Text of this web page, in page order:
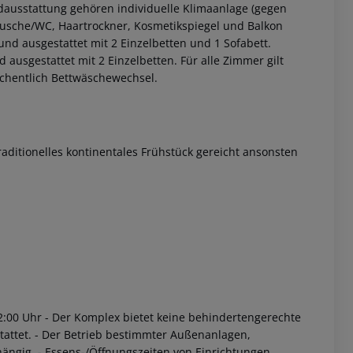
gehören individuelle Klimaanlage (gegen
WC, Haartrockner, Kosmetikspiegel und Balkon
ausgestattet mit 2 Einzelbetten und 1 Sofabett.
ausgestattet mit 2 Einzelbetten. Für alle Zimmer gilt
Bettwäschewechsel.
kontinentales Frühstück gereicht ansonsten
Uhr - Der Komplex bietet keine behindertengerechte
- Der Betrieb bestimmter Außenanlagen,